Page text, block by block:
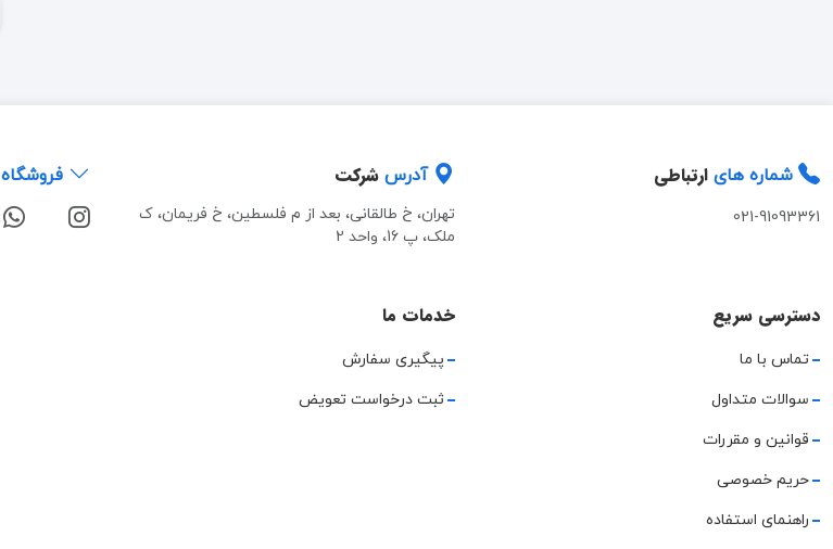
شماره های ارتباطی
021-91093361
آدرس شرکت
تهران، خ طالقانی، بعد از م فلسطین، خ فریمان، ک
ملک، پ 16، واحد 2
فروشگاه
دسترسی سریع
تماس با ما
سوالات متداول
قوانین و مقررات
حریم خصوصی
راهنمای استفاده
خدمات ما
پیگیری سفارش
ثبت درخواست تعویض